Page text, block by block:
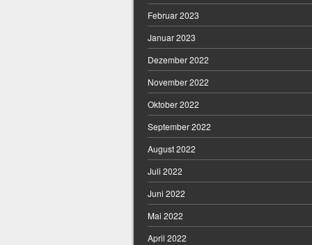
Februar 2023
Januar 2023
Dezember 2022
November 2022
Oktober 2022
September 2022
August 2022
Juli 2022
Juni 2022
Mai 2022
April 2022